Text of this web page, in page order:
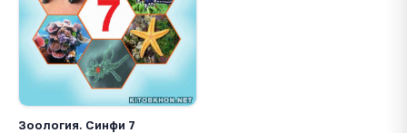
Зоология. Синфи 7